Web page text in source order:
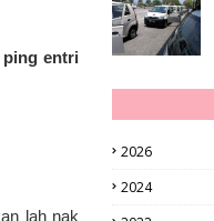
ping entri
lah nak
2026
2024